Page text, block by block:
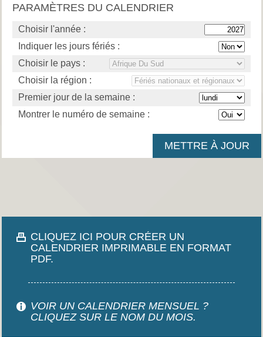
PARAMÈTRES DU CALENDRIER
Choisir l'année :
Indiquer les jours fériés :
Choisir le pays :
Choisir la région :
Premier jour de la semaine :
Montrer le numéro de semaine :
CLIQUEZ ICI POUR CRÉER UN
CALENDRIER IMPRIMABLE EN FORMAT
PDF.
VOIR UN CALENDRIER MENSUEL ?
CLIQUEZ SUR LE NOM DU MOIS.